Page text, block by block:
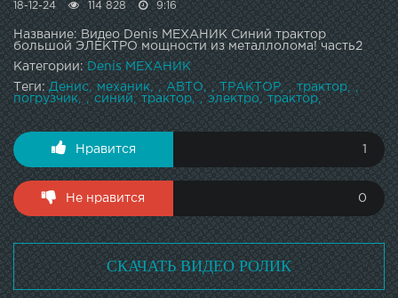
18-12-24 114 828 9:16
Название: Видео Denis МЕХАНИК Синий трактор
большой ЭЛЕКТРО мощности из металлолома! часть2
Категории: Denis МЕХАНИК
Теги:Денис механик АВТО ТРАКТОР
трактор
погрузчик
синий трактор электро трактор
Нравится
Не нравится 0
СКАЧАТЬ ВИДЕО РОЛИК